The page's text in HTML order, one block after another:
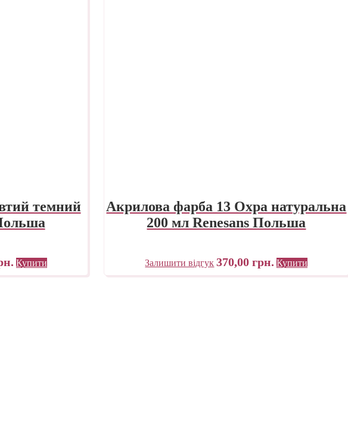
темний
Купити
Акрилова фарба 13 Охра натуральна
200 мл Renesans Польша
Залишити відгук 370,00грн. Купити